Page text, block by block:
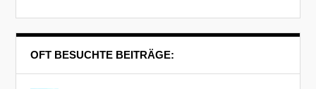
OFT BESUCHTE BEITRÄGE: